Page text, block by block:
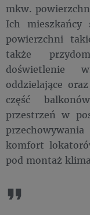
mkw.
Ich mieszkańcy
powierzchni
także
doświetlenie
oddzielające
część
przestrzeń w
komfort
pod montaż